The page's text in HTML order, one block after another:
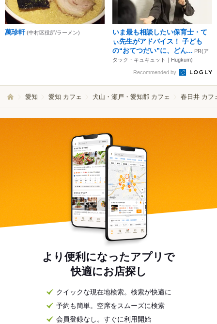
萬珍軒 (中村区役所/ラーメン)
いま最も相談したい保育士・て
ぃ先生がアドバイス！ 子ども
の“おてつだい”に、どん... PR(ア
タック・キュキュット｜Hugkum)
Recommended by
愛知 愛知 カフェ 犬山・瀬戸・愛知郡 カフェ 春日井 カフ
より便利になったアプリで
快適にお店探し
クイックな現在地検索。検索が快適に
予約も簡単。空席をスムーズに検索
会員登録なし。すぐに利用開始